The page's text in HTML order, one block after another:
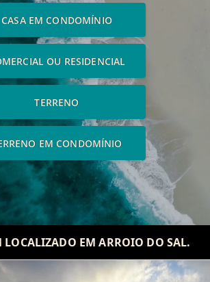
CASA EM CONDOMÍNIO
OU RESIDENCIAL
TERRENO
EM CONDOMÍNIO
LOCALIZADO EM ARROIO DO SAL.